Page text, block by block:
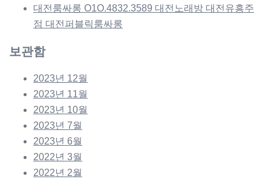
대전룸싸롱 O1O.4832.3589 대전노래방 대전유흥주
점 대전퍼블릭룸싸롱
보관함
2023년 12월
2023년 11월
2023년 10월
2023년 7월
2023년 6월
2022년 3월
2022년 2월